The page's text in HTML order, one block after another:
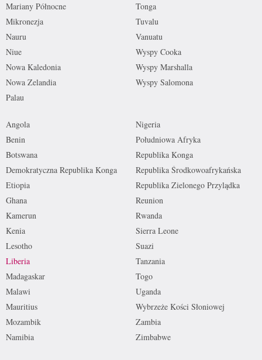
Mariany Północne
Mikronezja
Nauru
Niue
Nowa Kaledonia
Nowa Zelandia
Palau
Tonga
Tuvalu
Vanuatu
Wyspy Cooka
Wyspy Marshalla
Wyspy Salomona
Angola
Benin
Botswana
Demokratyczna Republika Konga
Etiopia
Ghana
Kamerun
Kenia
Lesotho
Liberia
Madagaskar
Malawi
Mauritius
Mozambik
Namibia
Nigeria
Południowa Afryka
Republika Konga
Republika Środkowoafrykańska
Republika Zielonego Przylądka
Reunion
Rwanda
Sierra Leone
Suazi
Tanzania
Togo
Uganda
Wybrzeże Kości Słoniowej
Zambia
Zimbabwe